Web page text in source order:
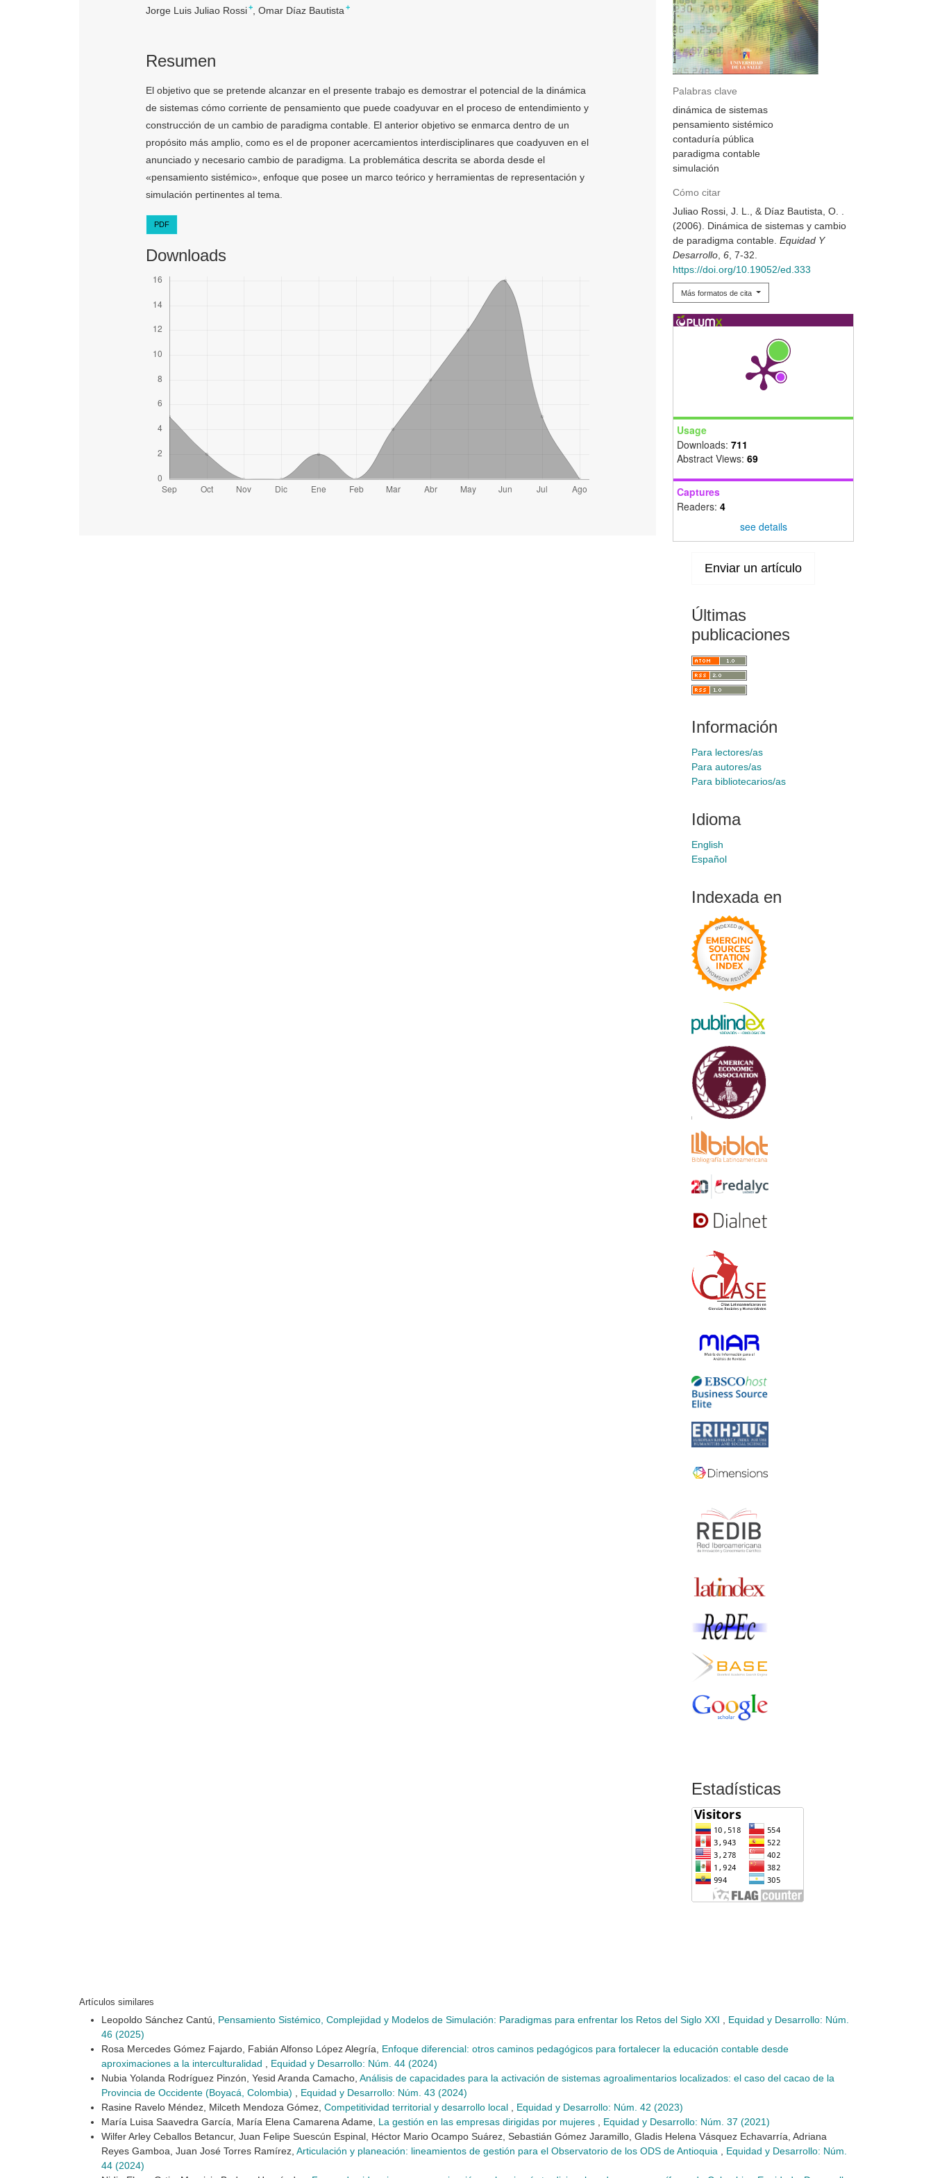
Jorge Luis Juliao Rossi+ Omar Díaz Bautista +
Resumen
El objetivo que se pretende alcanzar en el presente trabajo es demostrar el potencial de la dinámica
de sistemas cómo corriente de pensamiento que puede coadyuvar en el proceso de entendimiento y
construcción de un cambio de paradigma contable. El anterior objetivo se enmarca dentro de un
propósito más amplio, como es el de proponer acercamientos interdisciplinares que coadyuven en el
anunciado y necesario cambio de paradigma. La problemática descrita se aborda desde el
«pensamiento sistémico», enfoque que posee un marco teórico y herramientas de representación y
simulación pertinentes al tema.
PDF
Downloads
Palabras clave
dinámica de sistemas
pensamiento sistémico
contaduría pública
paradigma contable
simulación
Cómo citar
Juliao Rossi, J. L., & Díaz Bautista, O. .
(2006). Dinámica de sistemas y cambio
de paradigma contable. Equidad Y
Desarrollo 6 , 7-32.
https://doi.org/10.19052/ed.333
Más formatos de cita
Usage
Downloads: 711
Abstract Views: 69
Captures
Readers: 4
see details
Enviar un artículo
Últimas
publicaciones
Información
Para lectores/as
Para autores/as
Para bibliotecarios/as
Idioma
English
Español
Indexada en
Estadísticas
Artículos similares
Leopoldo Sánchez Cantú, Pensamiento Sistémico, Complejidad y Modelos de Simulación: Paradigmas para enfrentar los Retos del Siglo XXI
Equidad y Desarrollo: Núm.
46 (2025)
Rosa Mercedes Gómez Fajardo, Fabián Alfonso López Alegría, Enfoque diferencial: otros caminos pedagógicos para fortalecer la educación contable desde
aproximaciones a la interculturalidad
Equidad y Desarrollo: Núm. 44 (2024)
Nubia Yolanda Rodríguez Pinzón, Yesid Aranda Camacho, Análisis de capacidades para la activación de sistemas agroalimentarios localizados: el caso del cacao de la
Provincia de Occidente (Boyacá, Colombia)
Equidad y Desarrollo: Núm. 43 (2024)
Rasine Ravelo Méndez, Milceth Mendoza Gómez, Competitividad territorial y desarrollo local
Equidad y Desarrollo: Núm. 42 (2023)
María Luisa Saavedra García, María Elena Camarena Adame, La gestión en las empresas dirigidas por mujeres
Equidad y Desarrollo: Núm. 37 (2021)
Wilfer Arley Ceballos Betancur, Juan Felipe Suescún Espinal, Héctor Mario Ocampo Suárez, Sebastián Gómez Jaramillo, Gladis Helena Vásquez Echavarría, Adriana
Reyes Gamboa, Juan José Torres Ramírez, Articulación y planeación: lineamientos de gestión para el Observatorio de los ODS de Antioquia
Equidad y Desarrollo: Núm.
44 (2024)